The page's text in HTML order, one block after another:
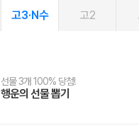
고3·N수 고2
선물 3개 100% 당첨!
행운의 선물 뽑기
선물 100% 증정!
메가스터디 X 올리브
여름방학 스터디 캐시백
메가런 썸머스쿨
2027 러셀 단과
강사 공개선발
스마트러닝앱
설문 EVENT
메가패스
3일 무료 체험권
메가패스 수강생 무료혜택!
메가클럽 멤버십
사회공헌 캠페인
희망이룸 메가나눔